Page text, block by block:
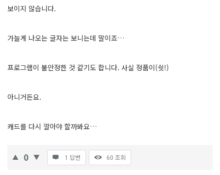
보이지 않습니다.
가늘게 나오는 글자는 보니는데 말이죠…
프로그램이 불안정한 것 같기도 합니다. 사실 정품이(쉿!)
아니거든요.
캐드를 다시 깔아야 할까봐요…
0 1 답변 60 조회